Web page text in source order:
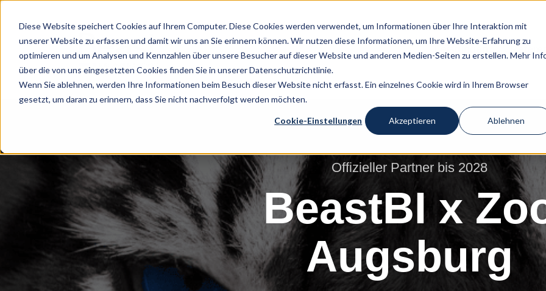
Diese Website speichert Cookies auf Ihrem Computer. Diese Cookies werden verwendet, um Informationen über Ihre Interaktion mit
unserer Website zu erfassen und damit wir uns an Sie erinnern können. Wir nutzen diese Informationen, um Ihre Website-Erfahrung zu
optimieren und um Analysen und Kennzahlen über unsere Besucher auf dieser Website und anderen Medien-Seiten zu erstellen. Mehr
über die von uns eingesetzten Cookies finden Sie in unserer Datenschutzrichtlinie.
Wenn Sie ablehnen, werden Ihre Informationen beim Besuch dieser Website nicht erfasst. Ein einzelnes Cookie wird in Ihrem Browser
gesetzt, um daran zu erinnern, dass Sie nicht nachverfolgt werden möchten.
Cookie-Einstellungen Akzeptieren Ablehnen
Leistungen
Offizieller Partner bis 2028
BeastBI x
Augsburg